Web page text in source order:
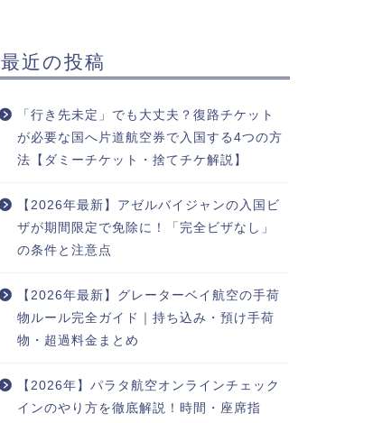
最近の投稿
「行き先未定」でも大丈夫？復路チケット
が必要な国へ片道航空券で入国する4つの方
法【ダミーチケット・捨てチケ解説】
【2026年最新】アゼルバイジャンの入国ビ
ザが期間限定で免除に！「完全ビザなし」
の条件と注意点
【2026年最新】グレーターベイ航空の手荷
物ルール完全ガイド｜持ち込み・預け手荷
物・超過料金まとめ
【2026年】パラタ航空オンラインチェック
インのやり方を徹底解説！時間・座席指